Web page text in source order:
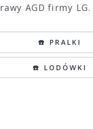
AGD firmy LG.
☎️ PRALKI
☎️ LODÓWKI